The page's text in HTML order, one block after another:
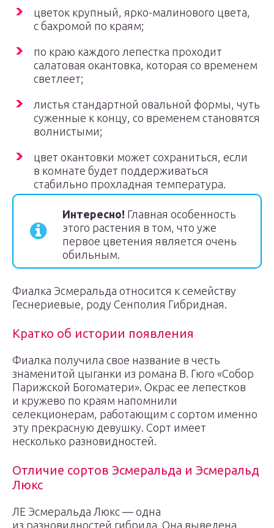
цветок крупный, ярко-малинового цвета,
с бахромой по краям;
по краю каждого лепестка проходит
салатовая окантовка, которая со временем
светлеет;
листья стандартной овальной формы, чуть
суженные к концу, со временем становятся
волнистыми;
цвет окантовки может сохраниться, если
в комнате будет поддерживаться
стабильно прохладная температура.
Интересно! Главная особенность
этого растения в том, что уже
первое цветения является очень
обильным.
Фиалка Эсмеральда относится к семейству
Геснериевые, роду Сенполия Гибридная.
Кратко об истории появления
Фиалка получила свое название в честь
знаменитой цыганки из романа В. Гюго «Собор
Парижской Богоматери». Окрас ее лепестков
и кружево по краям напомнили
селекционерам, работающим с сортом именно
эту прекрасную девушку. Сорт имеет
несколько разновидностей.
Отличие сортов Эсмеральда и Эсмеральд
Люкс
ЛЕ Эсмеральда Люкс — одна
из разновидностей гибрида. Она выведена